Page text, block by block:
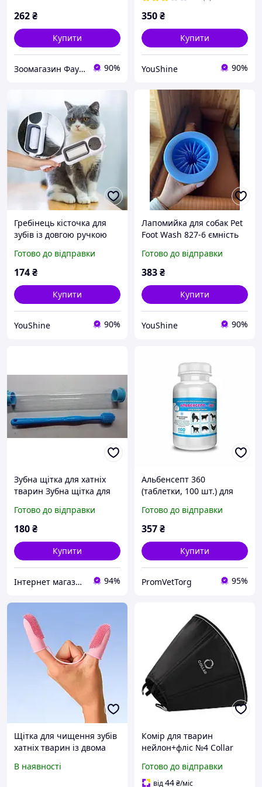
262₴
Купити
Зоомагазин Фауна 90%
350₴
Купити
YouShine 90%
Гребінець кісточка для
зубів із довгою ручкою
Pet brus LY-524 YU227
Готово до відправки
174₴
Купити
YouShine 90%
Лапомийка для собак Pet
Foot Wash 827-6 ємність
тварин YU227
Готово до відправки
383₴
Купити
YouShine 90%
Зубна щітка для хатніх
тварин Зубна щітка для
кішок Зубна щітка для
кішок на 360
Готово до відправки
180₴
Купити
Інтернет магазин Mobizoo 94%
Альбенсепт 360
(таблетки, 100 шт.) для
Готово до відправки
357₴
Купити
PromVetTorg 95%
Щітка для чищення зубів
хатніх тварин із двома
щітка
В наявності
Комір для тварин
нейлон+фліс №4 Collar
см (1505)
Готово до відправки
від44₴/міс